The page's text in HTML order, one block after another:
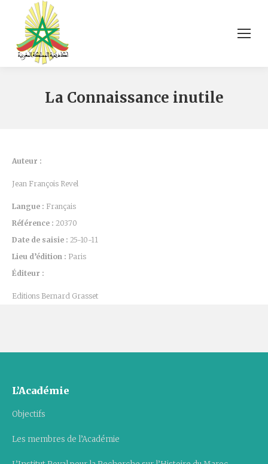
La Connaissance inutile
Auteur :
Jean François Revel
Langue : Français
Référence : 20370
Date de saisie : 25-10-11
Lieu d’édition : Paris
Éditeur :
Editions Bernard Grasset
L’Académie
Objectifs
Les membres de l’Académie